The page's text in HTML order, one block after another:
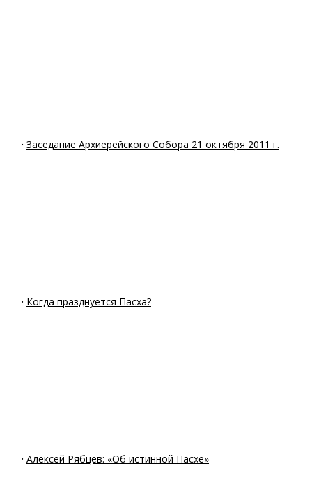
· Заседание Архиерейского Собора 21 октября 2011 г.
· Когда празднуется Пасха?
· Алексей Рябцев: «Об истинной Пасхе»